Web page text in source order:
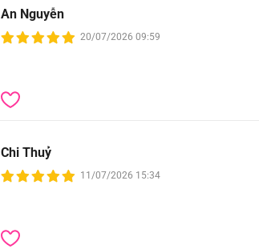
An Nguyễn
20/07/2026 09:59
Chi Thuỷ
11/07/2026 15:34